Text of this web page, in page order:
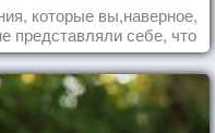
которые вы,наверное,
представляли себе, что
в пищу.